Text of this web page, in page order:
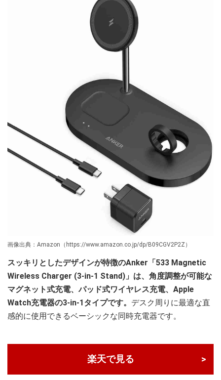
画像出典：Amazon（https://www.amazon.co.jp/dp/B09CGV2P2Z）
スッキリとしたデザインが特徴のAnker「533 Magnetic
Wireless Charger (3-in-1 Stand)」は、角度調整が可能な
マグネット式充電、パッド式ワイヤレス充電、Apple
Watch充電器の3-in-1タイプです。 デスク周りに最適な直
感的に使用できるベーシックな同時充電器です。
楽天で見る